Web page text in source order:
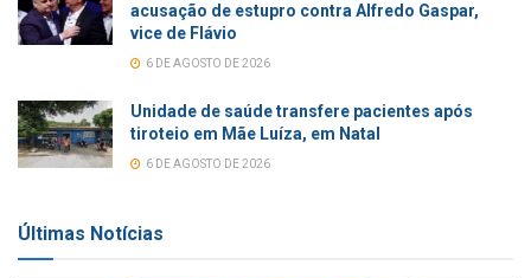
acusação de estupro contra Alfredo Gaspar,
vice de Flávio
6 DE AGOSTO DE 2026
Unidade de saúde transfere pacientes após
tiroteio em Mãe Luíza, em Natal
6 DE AGOSTO DE 2026
Últimas Notícias